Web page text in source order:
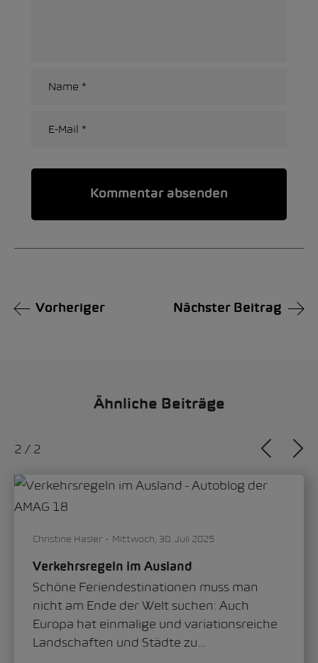
Vorheriger Nächster Beitrag
Ähnliche Beiträge
2 / 2
Christine Hasler Mittwoch, 30. Juli 2025
Verkehrsregeln im Ausland
Schöne Feriendestinationen muss man
nicht am Ende der Welt suchen: Auch
Europa hat einmalige und variationsreiche
Landschaften und Städte zu...